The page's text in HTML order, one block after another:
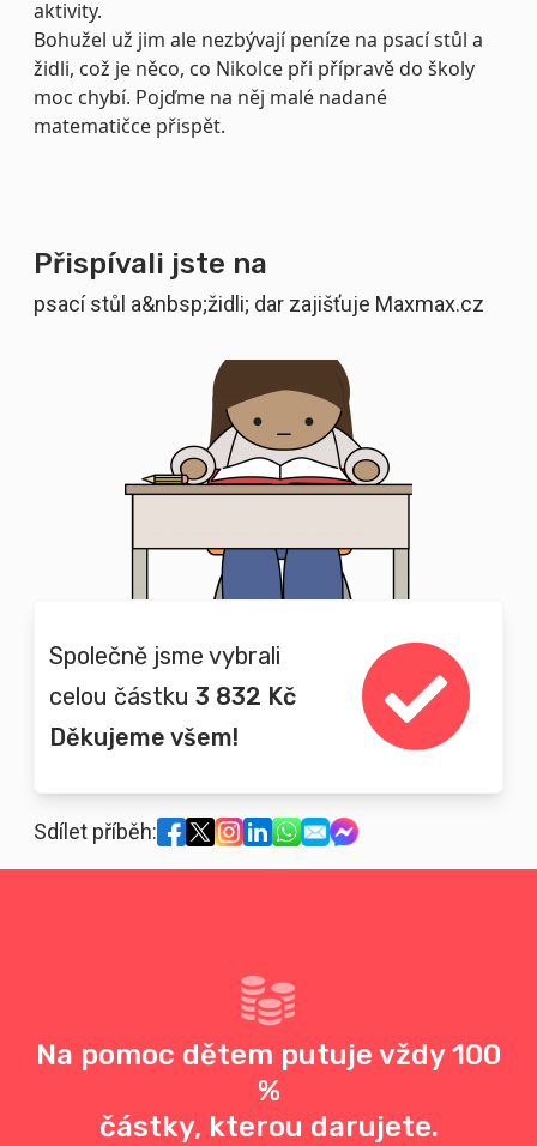
Přispívali jste na
psací stůl a&nbsp;židli; dar zajišťuje Maxmax.cz
Společně jsme vybrali
celou částku 3 832 Kč
Děkujeme všem!
Sdílet příběh:
aktivity.
Bohužel už jim ale nezbývají peníze na psací stůl a
židli, což je něco, co Nikolce při přípravě do školy
moc chybí. Pojďme na něj malé nadané
matematičce přispět.
Na pomoc dětem putuje vždy 100
%
částky, kterou darujete.